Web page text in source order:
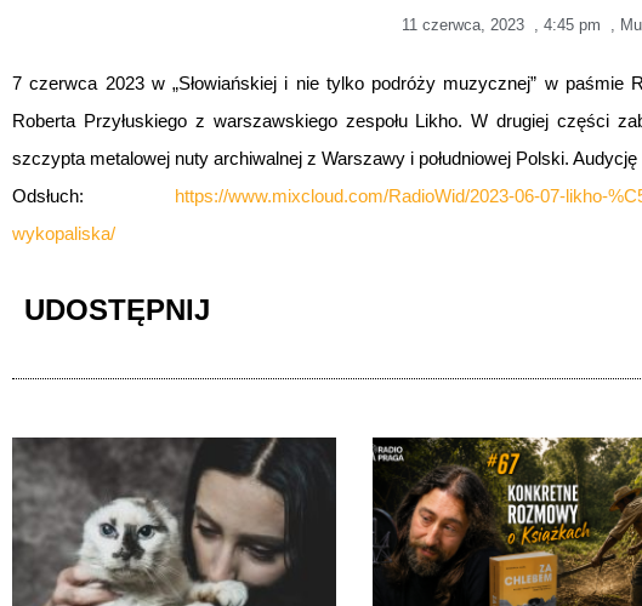
11 czerwca, 2023 , 4:45 pm ,
7 czerwca 2023 w „Słowiańskiej i nie tylko podróży muzycznej” w
Roberta Przyłuskiego z warszawskiego zespołu Likho. W drugiej części
szczypta metalowej nuty archiwalnej z Warszawy i południowej Polski. Audycję
Odsłuch: https://www.mixcloud.com/RadioWid/2023-06-07-likho-
wykopaliska/
UDOSTĘPNIJ